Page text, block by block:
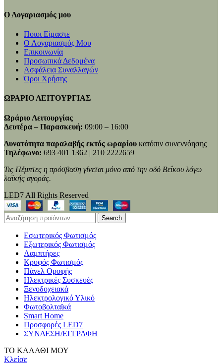
Ο Λογαριασμός μου
Ποιοι Είμαστε
Ο Λογαριασμός Μου
Επικοινωνία
Προσωπικά Δεδομένα
Ασφάλεια Συναλλαγών
Όροι Χρήσης
ΩΡΑΡΙΟ ΛΕΙΤΟΥΡΓΙΑΣ
Ωράριο Λειτουργίας
Δευτέρα – Παρασκευή: 09:00 – 16:00
Δυνατότητα παραλαβής εκτός ωραρίου κατόπιν συνεννόησης
Τηλέφωνο: 693 401 1362 | 210 2222659
Τις Πέμπτες η πρόσβαση γίνεται μόνο από την οδό Βεΐκου λόγω
λαϊκής αγοράς.
LED7 All Rights Reserved
Search
Εσωτερικός Φωτισμός
Εξωτερικός Φωτισμός
Λαμπτήρες
Κρυφός Φωτισμός
Πάνελ Οροφής
Ηλεκτρικές Συσκευές
Ξενοδοχειακά
Ηλεκτρολογικό Υλικό
Φωτοβολταϊκά
Smart Home
Προσφορές LED7
ΣΥΝΔΕΣΗ/ΕΓΓΡΑΦΗ
ΤΟ ΚΑΛΑΘΙ ΜΟΥ
Κλείσε